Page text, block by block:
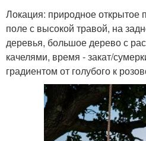
Локация: природное открытое
поле с высокой травой, на
деревья, большое дерево с
качелями, время - закат/
градиентом от голубого к